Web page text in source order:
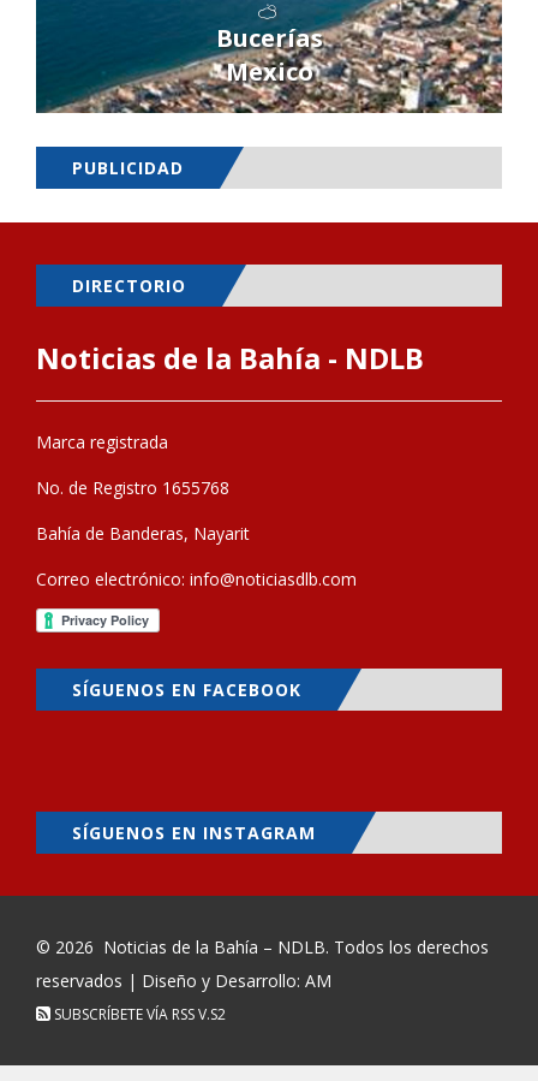
Bucerías
Mexico
PUBLICIDAD
DIRECTORIO
Noticias de la Bahía - NDLB
Marca registrada
No. de Registro 1655768
Bahía de Banderas, Nayarit
Correo electrónico: info@noticiasdlb.com
SÍGUENOS EN FACEBOOK
SÍGUENOS EN INSTAGRAM
© 2026 Noticias de la Bahía – NDLB. Todos los derechos
reservados | Diseño y Desarrollo: AM
SUBSCRÍBETE VÍA RSSV.S2